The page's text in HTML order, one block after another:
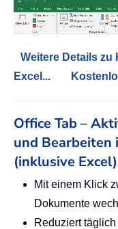
Weitere Details zu
Excel...
Office Tab –
und Bearbeiten
(inklusive Excel)
Mit einem Klick
Dokumente
Reduziert